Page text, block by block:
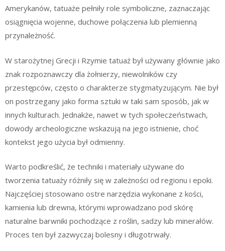
Amerykanów, tatuaże pełniły role symboliczne, zaznaczając
osiągnięcia wojenne, duchowe połączenia lub plemienną
przynależność.
W starożytnej Grecji i Rzymie tatuaż był używany głównie jako
znak rozpoznawczy dla żołnierzy, niewolników czy
przestępców, często o charakterze stygmatyzującym. Nie był
on postrzegany jako forma sztuki w taki sam sposób, jak w
innych kulturach. Jednakże, nawet w tych społeczeństwach,
dowody archeologiczne wskazują na jego istnienie, choć
kontekst jego użycia był odmienny.
Warto podkreślić, że techniki i materiały używane do
tworzenia tatuaży różniły się w zależności od regionu i epoki.
Najczęściej stosowano ostre narzędzia wykonane z kości,
kamienia lub drewna, którymi wprowadzano pod skórę
naturalne barwniki pochodzące z roślin, sadzy lub minerałów.
Proces ten był zazwyczaj bolesny i długotrwały.